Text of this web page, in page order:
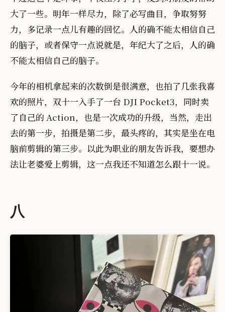
大了一些。明年一样尽力，除了必写曲目，争取努努
力，多记录一点儿有趣的回忆。人的确不能太相信自己
的脑子，或者保守一点说就是，年纪大了之后，人的确
不能太相信自己的脑子。
今年的相机拿起来的次数倒是很满意，也拍了几张我喜
欢的照片，双十一入手了一台 DJI Pocket3，同时卖
了自己的 Action，也是一次成功的升级，当然，走出
去的第一步，拍摄是第二步，最头疼的，其实是坐在电
脑前剪辑的第三步。以此为职业的朋友告诉我，要想办
法让老婆爱上剪辑，这一点我还不知道怎么跟十一说。
八